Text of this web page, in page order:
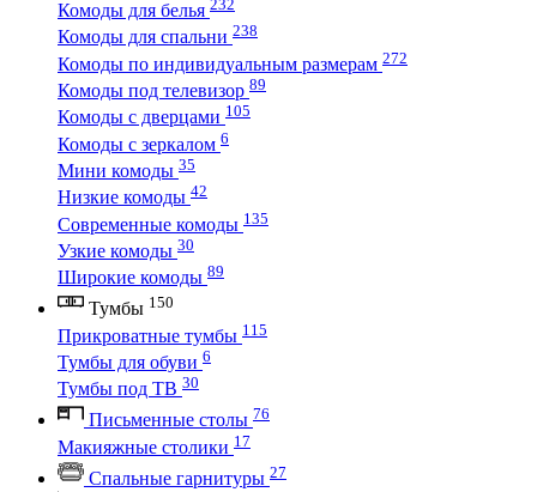
Комоды для белья 232
Комоды для спальни 238
Комоды по индивидуальным размерам 272
Комоды под телевизор 89
Комоды с дверцами 105
Комоды с зеркалом 6
Мини комоды 35
Низкие комоды 42
Современные комоды 135
Узкие комоды 30
Широкие комоды 89
Тумбы 150
Прикроватные тумбы 115
Тумбы для обуви 6
Тумбы под ТВ 30
Письменные столы 76
Макияжные столики 17
Спальные гарнитуры 27